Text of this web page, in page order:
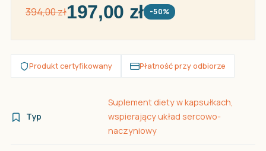
394,00 zł197,00 zł -50%
Produkt certyfikowany Płatność przy odbiorze
Typ
Suplement diety w kapsułkach,
wspierający układ sercowo-
naczyniowy